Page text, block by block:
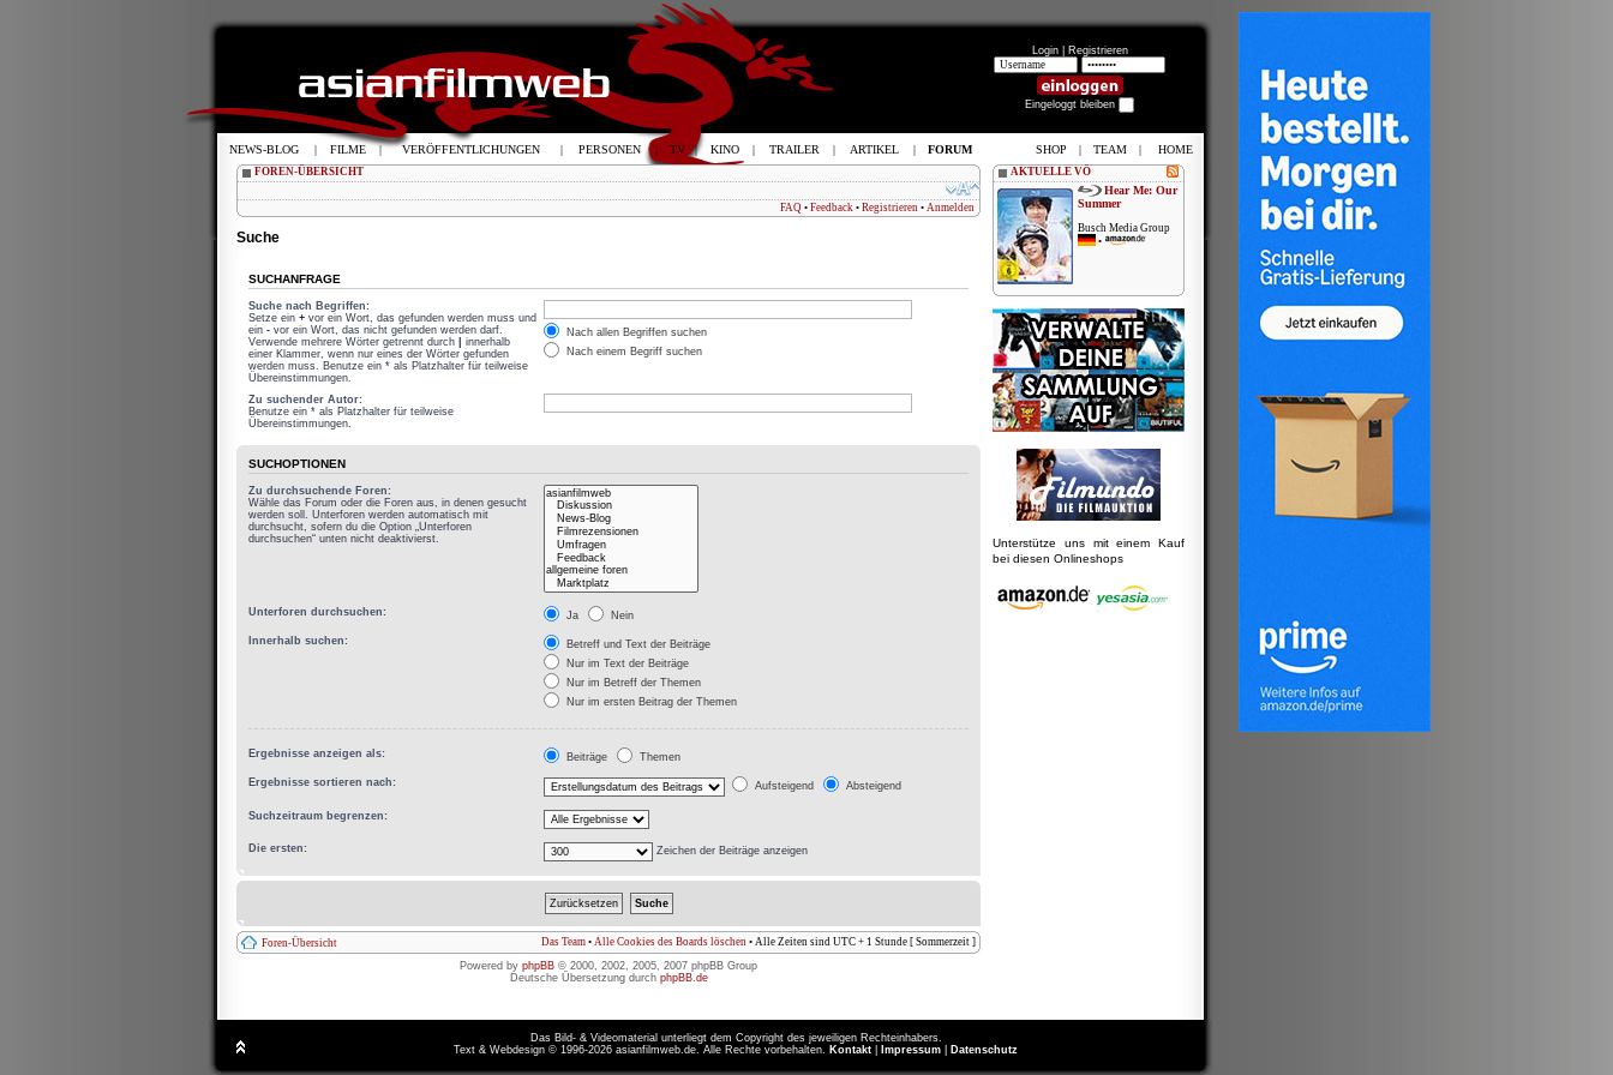
Login | Registrieren
Eingeloggt bleiben
FOREN-ÜBERSICHT
FAQ • Feedback • Registrieren • Anmelden
Suche
SUCHANFRAGE
Suche nach Begriffen:
Setze ein + vor ein Wort, das gefunden werden muss und
ein - vor ein Wort, das nicht gefunden werden darf.
Verwende mehrere Wörter getrennt durch
innerhalb
einer Klammer, wenn nur eines der Wörter gefunden
werden muss. Benutze ein * als Platzhalter für teilweise
Übereinstimmungen.
Nach allen Begriffen suchen
Nach einem Begriff suchen
Zu suchender Autor:
Benutze ein * als Platzhalter für teilweise
Übereinstimmungen.
SUCHOPTIONEN
Zu durchsuchende Foren:
Wähle das Forum oder die Foren aus, in denen gesucht
werden soll. Unterforen werden automatisch mit
durchsucht, sofern du die Option „Unterforen
durchsuchen“ unten nicht deaktivierst.
Unterforen durchsuchen: Ja Nein
Innerhalb suchen:
Betreff und Text der Beiträge
Nur im Text der Beiträge
Nur im Betreff der Themen
Nur im ersten Beitrag der Themen
Ergebnisse anzeigen als: Beiträge Themen
Ergebnisse sortieren nach: Aufsteigend Absteigend
Suchzeitraum begrenzen:
Die ersten: Zeichen der Beiträge anzeigen
Foren-Übersicht Das Team • Alle Cookies des Boards löschen • Alle Zeiten sind UTC + 1 Stunde [ Sommerzeit ]
Powered by phpBB © 2000, 2002, 2005, 2007 phpBB Group
Deutsche Übersetzung durch phpBB.de
AKTUELLE VÖ
Hear Me: Our
Summer
Busch Media Group
•
Unterstütze uns mit einem Kauf
bei diesen Onlineshops
Das Bild- & Videomaterial unterliegt dem Copyright des jeweiligen Rechteinhabers.
Text & Webdesign © 1996-2026 asianfilmweb.de. Alle Rechte vorbehalten. Kontakt Impressum Datenschutz
NEWS-BLOG | FILME | VERÖFFENTLICHUNGEN | PERSONEN | TV | KINO | TRAILER | ARTIKEL | FORUM SHOP | TEAM | HOME